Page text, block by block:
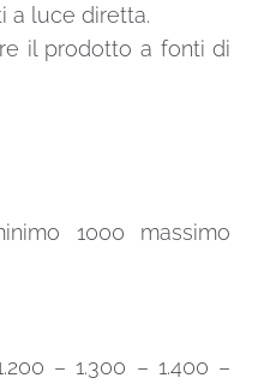
a luce diretta.
il prodotto a fonti di
1000 massimo
– 1.300 – 1.400 –